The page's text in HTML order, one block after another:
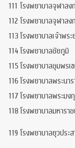
111 โรงพยาบาลจุฬาล
112 โรงพยาบาลจุฬาล
113 โรงพยาบาลเจ้าพร
114 โรงพยาบาลชัยภูมิ
115 โรงพยาบาลชุมพรเ
116 โรงพยาบาลพระนา
117 โรงพยาบาลพระมง
118 โรงพยาบาลมหารา
119 โรงพยาบาลยุวประ